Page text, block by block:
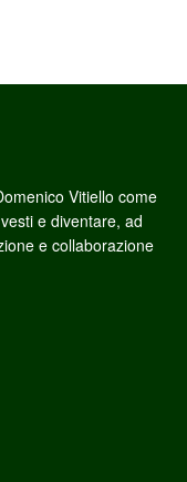
Vitiello come
e diventare, ad
e collaborazione